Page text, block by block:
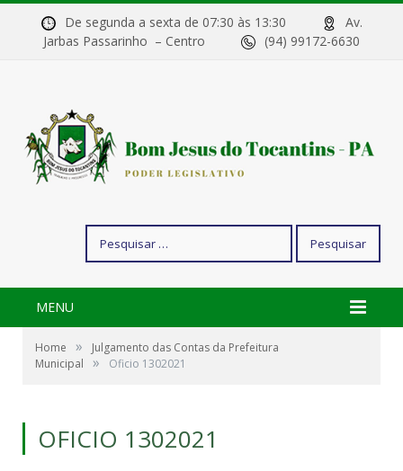
De segunda a sexta de 07:30 às 13:30
Av.
Jarbas Passarinho – Centro
(94) 99172-6630
por:
MENU
Home »
Julgamento das Contas da Prefeitura
Municipal
» Oficio 1302021
OFICIO 1302021